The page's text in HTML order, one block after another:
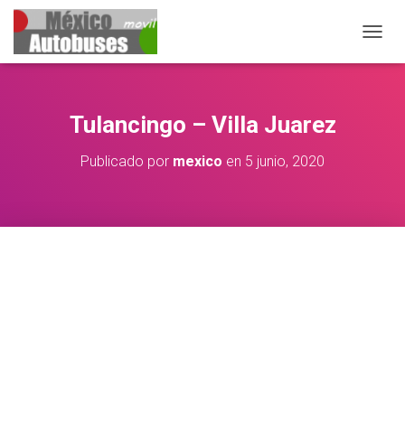
Tulancingo – Villa Juarez
Publicado por mexico en 5 junio, 2020